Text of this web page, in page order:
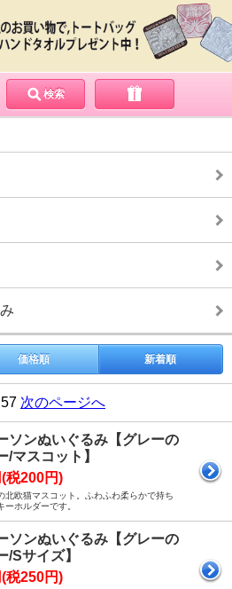
検索
価格順 新着順
次のページへ
ソンぬいぐるみ【グレーの
/マスコット】
税200円)
北欧猫マスコット。ふわふわ柔らかで持ち
ーホルダーです。
ソンぬいぐるみ【グレーの
/Sサイズ】
税250円)